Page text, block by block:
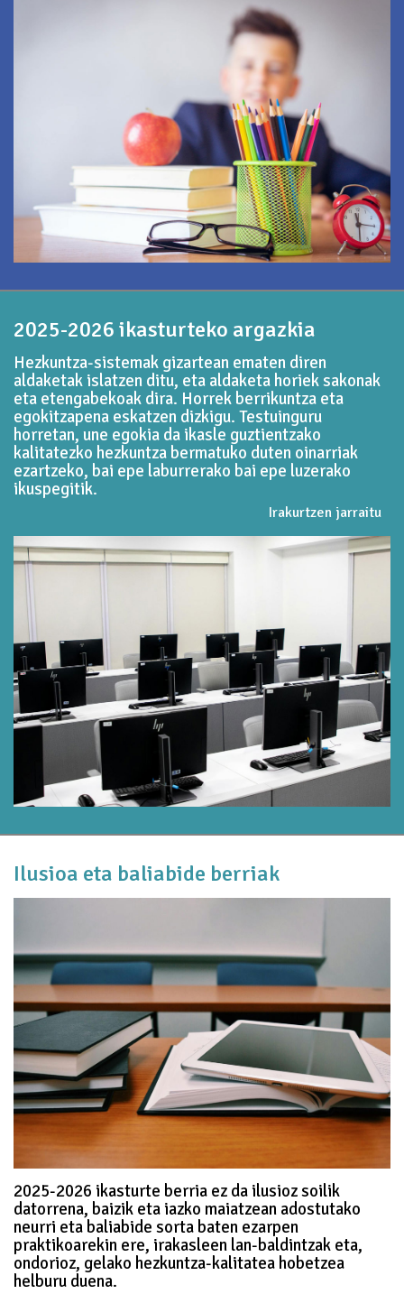
2025-2026 ikasturteko argazkia
Hezkuntza-sistemak gizartean ematen diren
aldaketak islatzen ditu, eta aldaketa horiek sakonak
eta etengabekoak dira. Horrek berrikuntza eta
egokitzapena eskatzen dizkigu. Testuinguru
horretan, une egokia da ikasle guztientzako
kalitatezko hezkuntza bermatuko duten oinarriak
ezartzeko, bai epe laburrerako bai epe luzerako
ikuspegitik.
Irakurtzen jarraitu
Ilusioa eta baliabide berriak
2025-2026 ikasturte berria ez da ilusioz soilik
datorrena, baizik eta iazko maiatzean adostutako
neurri eta baliabide sorta baten ezarpen
praktikoarekin ere, irakasleen lan-baldintzak eta,
ondorioz, gelako hezkuntza-kalitatea hobetzea
helburu duena.